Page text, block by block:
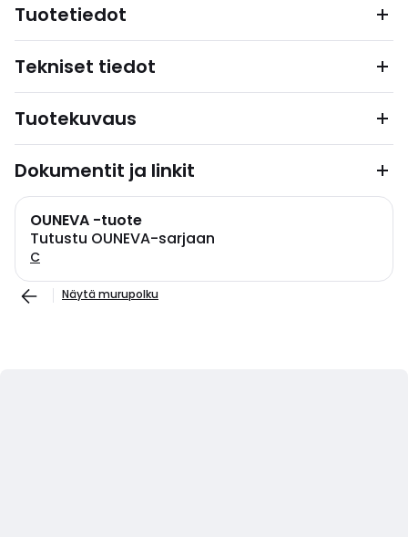
Tuotetiedot
Tekniset tiedot
Tuotekuvaus
Dokumentit ja linkit
OUNEVA -tuote
Tutustu OUNEVA-sarjaan
C
Näytä murupolku